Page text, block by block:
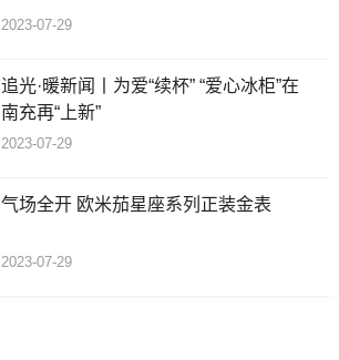
2023-07-29
追光·暖新闻丨为爱“续杯” “爱心冰柜”在
南充再“上新”
2023-07-29
气场全开 欧米茄星座系列正装金表
2023-07-29